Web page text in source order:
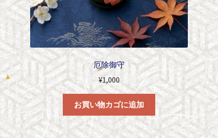
厄除御守
¥1,000
お買い物カゴに追加